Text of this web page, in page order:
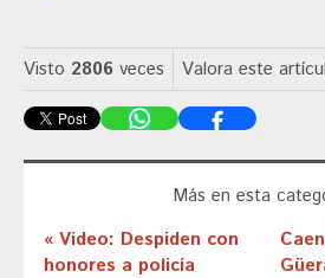
Visto 2806 veces Valora este
Más en esta
« Video: Despiden con
honores a policía